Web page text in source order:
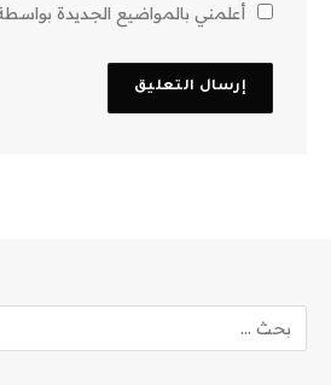
أعلمني بالمواضيع الجديدة بواسطة